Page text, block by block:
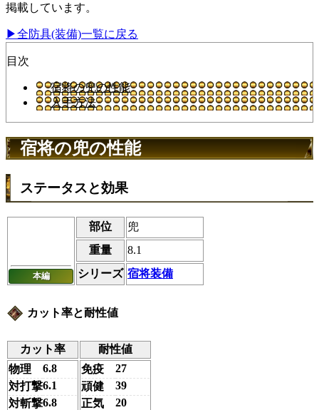
掲載しています。
▶全防具(装備)一覧に戻る
目次
宿将の兜の性能
入手方法
宿将の兜の性能
ステータスと効果
本編
部位
兜
重量
8.1
シリーズ 宿将装備
カット率と耐性値
カット率
耐性値
物理
6.8
対打撃6.1
対斬撃6.8
免疫
27
頑健
39
正気
20